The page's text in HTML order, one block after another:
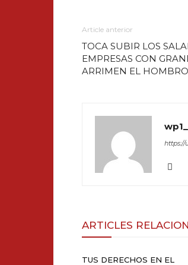
Article anterior
TOCA SUBIR LOS
EMPRESAS CON
ARRIMEN EL HOMBRO
https://
ARTICLES
TUS DERECHOS EN EL